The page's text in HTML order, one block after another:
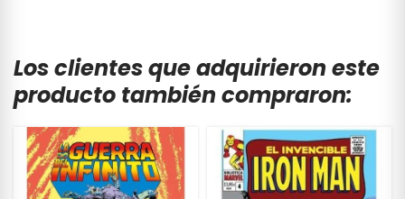
Los clientes que adquirieron este
producto también compraron: